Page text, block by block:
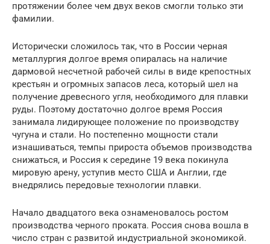
протяжении более чем двух веков смогли только эти
фамилии.
Исторически сложилось так, что в России черная
металлургия долгое время опиралась на наличие
дармовой несчетной рабочей силы в виде крепостных
крестьян и огромных запасов леса, который шел на
получение древесного угля, необходимого для плавки
руды. Поэтому достаточно долгое время Россия
занимала лидирующее положение по производству
чугуна и стали. Но постепенно мощности стали
изнашиваться, темпы прироста объемов производства
снижаться, и Россия к середине 19 века покинула
мировую арену, уступив место США и Англии, где
внедрялись передовые технологии плавки.
Начало двадцатого века ознаменовалось ростом
производства черного проката. Россия снова вошла в
число стран с развитой индустриальной экономикой.